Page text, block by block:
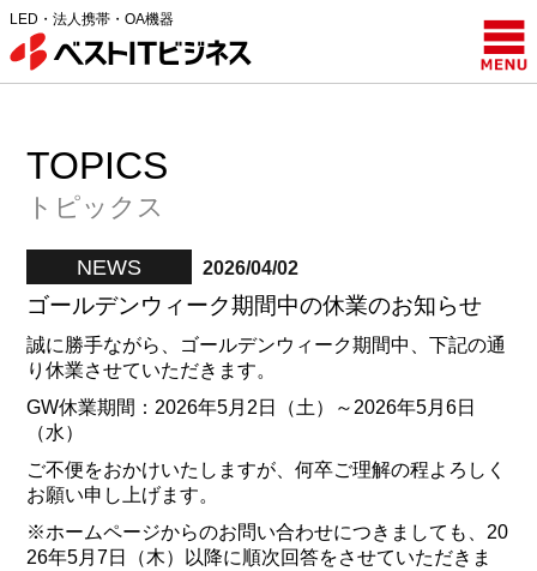
LED・法人携帯・OA機器
TOPICS
トピックス
NEWS 2026/04/02
ゴールデンウィーク期間中の休業のお知らせ
誠に勝手ながら、ゴールデンウィーク期間中、下記の通
り休業させていただきます。
GW休業期間：2026年5月2日（土）～2026年5月6日
（水）
ご不便をおかけいたしますが、何卒ご理解の程よろしく
お願い申し上げます。
※ホームページからのお問い合わせにつきましても、20
26年5月7日（木）以降に順次回答をさせていただきま